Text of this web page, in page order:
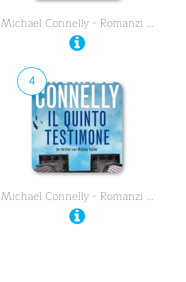
Michael Connelly - Romanzi …
4
Michael Connelly - Romanzi …